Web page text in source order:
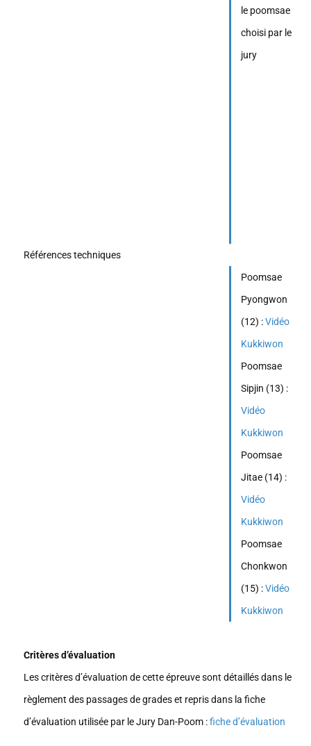
le poomsae
choisi par le
jury
Références techniques
Poomsae
Pyongwon
(12) :Vidéo
Kukkiwon
Poomsae
Sipjin (13) :
Vidéo
Kukkiwon
Poomsae
Jitae (14) :
Vidéo
Kukkiwon
Poomsae
Chonkwon
(15) :Vidéo
Kukkiwon
Critères d’évaluation
Les critères d’évaluation de cette épreuve sont détaillés dans le
règlement des passages de grades et repris dans la fiche
d’évaluation utilisée par le Jury Dan-Poom :fiche d’évaluation